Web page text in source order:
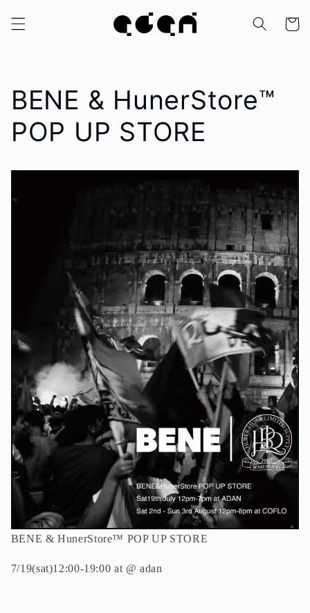
ンツに
進む
ー
BENE & HunerStore™
POP UP STORE
BENE & HunerStore™ POP UP STORE
7/19(sat)12:00-19:00 at @ adan